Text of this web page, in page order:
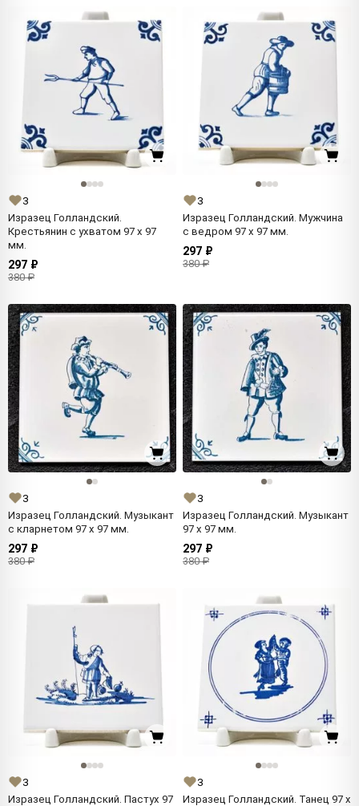
3
Изразец Голландский.
Крестьянин с ухватом 97 x 97
мм.
297 ₽
380 ₽
3
Изразец Голландский. Мужчина
с ведром 97 x 97 мм.
297 ₽
380 ₽
3
Изразец Голландский. Музыкант
с кларнетом 97 x 97 мм.
297 ₽
380 ₽
3
Изразец Голландский. Музыкант
97 x 97 мм.
297 ₽
380 ₽
3
Изразец Голландский. Пастух 97
3
Изразец Голландский. Танец 97 x